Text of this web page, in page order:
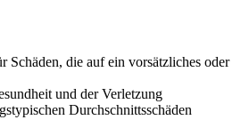
die auf ein vorsätzliches oder
und der Verletzung
Durchschnittsschäden